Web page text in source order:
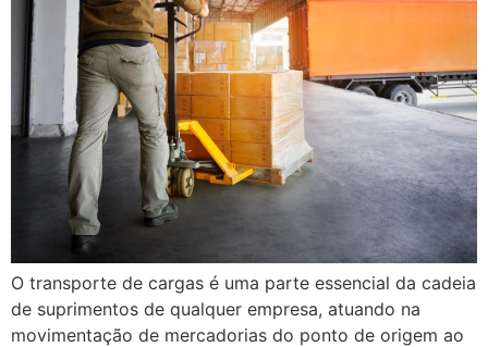
O transporte de cargas é uma parte essencial da cadeia
de suprimentos de qualquer empresa, atuando na
movimentação de mercadorias do ponto de origem ao